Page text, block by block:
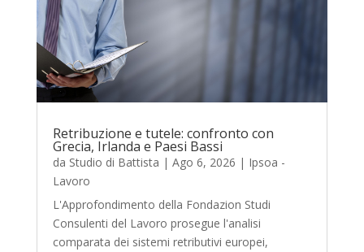
Retribuzione e tutele: confronto con
Grecia, Irlanda e Paesi Bassi
da Studio di Battista | Ago 6, 2026 | Ipsoa -
Lavoro
L'Approfondimento della Fondazion Studi
Consulenti del Lavoro prosegue l'analisi
comparata dei sistemi retributivi europei,